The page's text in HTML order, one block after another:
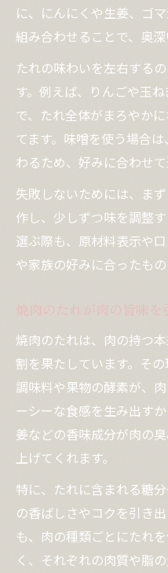
に、にんにくや生姜、ゴ
組み合わせることで、奥深
たれの味わいを左右する
す。例えば、りんごや玉
で、たれ全体がまろやか
てます。味噌を使う場合
わるため、好みに合わせて
失敗しないためには、ま
作し、少しずつ味を調整
選ぶ際も、原材料表示や
や家族の好みに合ったも
焼肉のたれが肉の旨味を
焼肉のたれは、肉の持つ
割を果たしています。そ
調味料や果物の酵素が、
ーシーな食感を生み出す
姜などの香味成分が肉の
上げてくれます。
特に、たれに含まれる糖
の香ばしさやコクを引き
も、肉の種類ごとにたれ
く、それぞれの肉質や脂